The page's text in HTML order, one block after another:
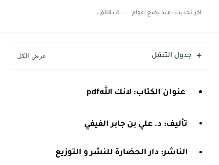
اخر تحديث :منذ بضع اعوام 4 دقائق للقراءة
جدول التنقل
عنوان الكتاب: لانك اللهpdf
تأليف: د. علي بن جابر الفيفي
الناشر: دار الحضارة للنشر و التوزيع